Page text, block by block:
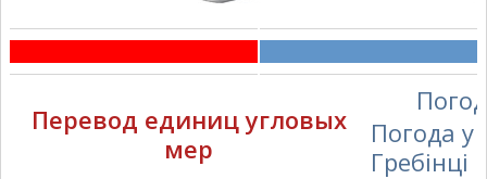
Перевод единиц угловых
мер
Погода у
Гребінці